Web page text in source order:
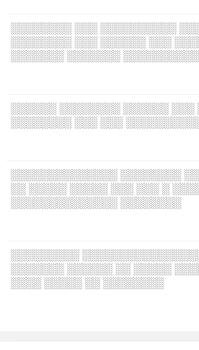
░░░░░░░░ ░░░ ░░░░░░░░░░
░░░░░░░░ ░░░ ░░░░░░ ░░░
░░░░░░░ ░░░░░░░
░░░░░░ ░░░░░░░░ ░░░░░░ ░░░
░░░░░░░░ ░░░ ░░░
░░░░░░░░░░░░░░ ░░░░░░░░
░░ ░░░░░ ░░░░░ ░░░ ░░░ ░
░░░░░░░░░░░░░░ ░░░░░░░░
░░░░░░░░░
░░░░░░░ ░░░░░░ ░░ ░░░░░
░░░░ ░░░░░ ░░ ░░░░░░░░